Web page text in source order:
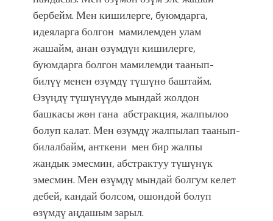
бербейм. Мен кишилерге, буюмдарга,
идеяларга болгон мамилемден улам
жашайм, анан өзүмдүн кишилерге,
буюмдарга болгон мамилемди таанып-
билүү менен өзүмдү түшүнө баштайм.
Өзүңдү түшүнүүдө мындай жолдон
башкасы жөн гана абстракция, жалпылоо
болуп калат. Мен өзүмдү жалпылап таанып-
билалбайм, анткени мен бир жалпы
жандык эмесмин, абстрактуу түшүнүк
эмесмин. Мен өзүмдү мындай болгум келет
дебей, кандай болсом, ошондой болуп
өзүмдү аңдашым зарыл.